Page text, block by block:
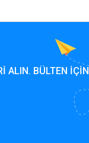
ALIN. BÜLTEN IÇIN